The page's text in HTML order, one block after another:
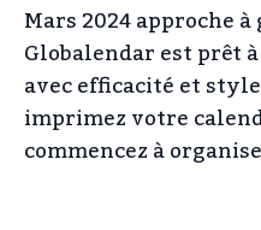
Mars 2024 approche
Globalendar est prêt
avec efficacité et
imprimez votre
commencez à